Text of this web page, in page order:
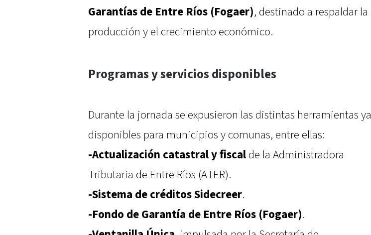
Garantías de Entre Ríos (Fogaer), destinado a respaldar la
producción y el crecimiento económico.
Programas y servicios disponibles
Durante la jornada se expusieron las distintas herramientas ya
disponibles para municipios y comunas, entre ellas:
-Actualización catastral y fiscalde la Administradora
Tributaria de Entre Ríos (ATER).
-Sistema de créditos Sidecreer.
-Fondo de Garantía de Entre Ríos (Fogaer).